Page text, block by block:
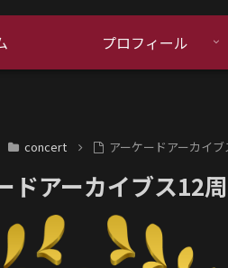
プロフィール
concert アーケードアーカイ
ドアーカイブス12